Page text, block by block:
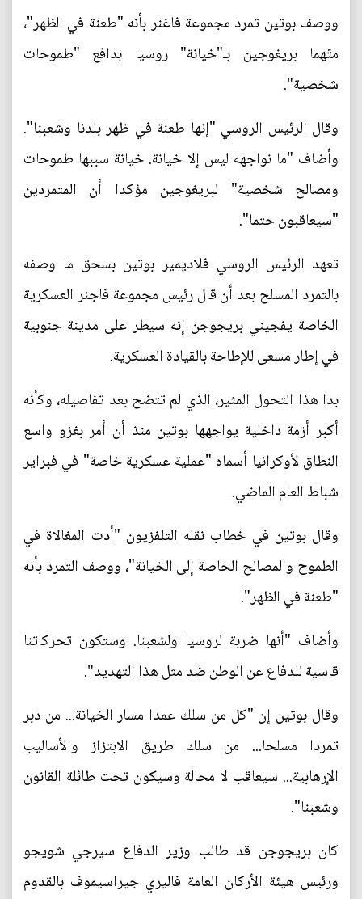
ووصف بوتين تمرد مجموعة فاغنر بأنه "طعنة في الظهر"،
متّهما بريغوجين بـ"خيانة" روسيا بدافع "طموحات
شخصية".
وقال الرئيس الروسي "إنها طعنة في ظهر بلدنا وشعبنا".
وأضاف "ما نواجهه ليس إلا خيانة. خيانة سببها طموحات
ومصالح شخصية" لبريغوجين مؤكدا أن المتمردين
"سيعاقبون حتما".
تعهد الرئيس الروسي فلاديمير بوتين بسحق ما وصفه
بالتمرد المسلح بعد أن قال رئيس مجموعة فاجنر العسكرية
الخاصة يفجيني بريجوجن إنه سيطر على مدينة جنوبية
في إطار مسعى للإطاحة بالقيادة العسكرية.
بدا هذا التحول المثير، الذي لم تتضح بعد تفاصيله، وكأنه
أكبر أزمة داخلية يواجهها بوتين منذ أن أمر بغزو واسع
النطاق لأوكرانيا أسماه "عملية عسكرية خاصة" في فبراير
شباط العام الماضي.
وقال بوتين في خطاب نقله التلفزيون "أدت المغالاة في
الطموح والمصالح الخاصة إلى الخيانة"، ووصف التمرد بأنه
"طعنة في الظهر".
وأضاف "أنها ضربة لروسيا ولشعبنا. وستكون تحركاتنا
قاسية للدفاع عن الوطن ضد مثل هذا التهديد".
وقال بوتين إن "كل من سلك عمدا مسار الخيانة... من دبر
تمردا مسلحا... من سلك طريق الابتزاز والأساليب
الإرهابية... سيعاقب لا محالة وسيكون تحت طائلة القانون
وشعبنا".
كان بريجوجن قد طالب وزير الدفاع سيرجي شويجو
ورئيس هيئة الأركان العامة فاليري جيراسيموف بالقدوم